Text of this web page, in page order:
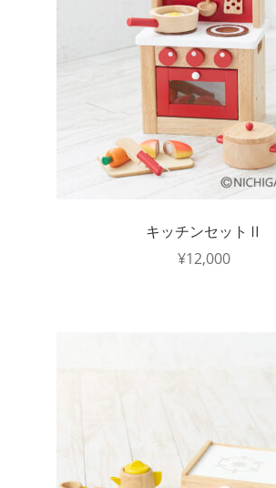
キッチンセットⅡ
¥12,000